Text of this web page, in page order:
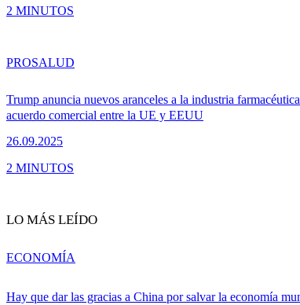
2 MINUTOS
Trump anuncia nuevos aranceles a la industria
acuerdo comercial entre la UE y EEUU
26.09.2025
PROSALUD
2 MINUTOS
LO MÁS LEÍDO
Hay que dar las gracias a China por salvar la economía
ECONOMÍA